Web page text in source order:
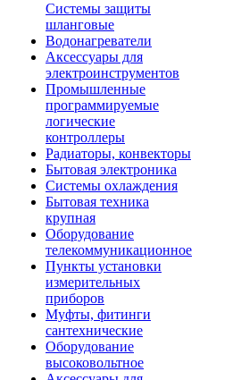
Системы защиты
шланговые
Водонагреватели
Аксессуары для
электроинструментов
Промышленные
программируемые
логические
контроллеры
Радиаторы, конвекторы
Бытовая электроника
Системы охлаждения
Бытовая техника
крупная
Оборудование
телекоммуникационное
Пункты установки
измерительных
приборов
Муфты, фитинги
сантехнические
Оборудование
высоковольтное